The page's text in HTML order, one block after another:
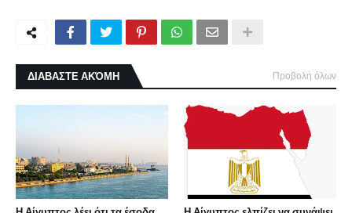
ΔΙΑΒΑΣΤΕ ΑΚΌΜΗ Προβολή όλων